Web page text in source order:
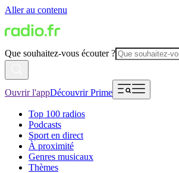
Aller au contenu
Que souhaitez-vous écouter ?
Ouvrir l'appDécouvrir Prime
Top 100 radios
Podcasts
Sport en direct
À proximité
Genres musicaux
Thèmes